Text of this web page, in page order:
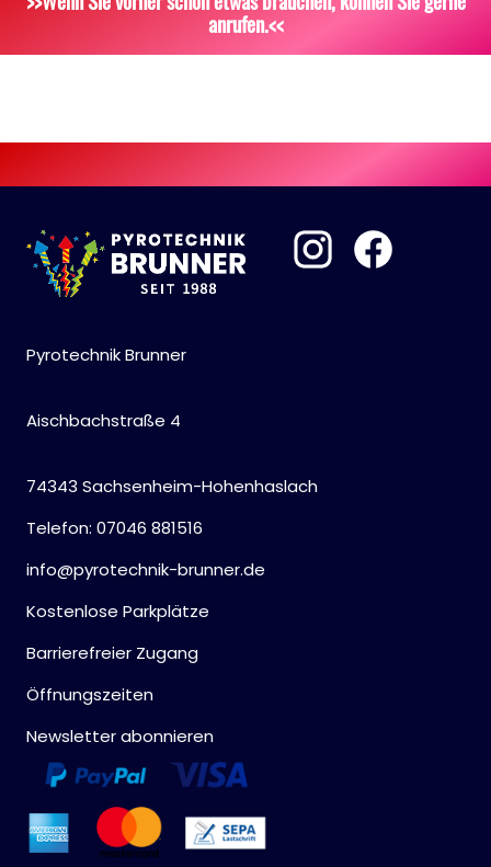
anrufen.<<
Pyrotechnik Brunner
Aischbachstraße 4
74343 Sachsenheim-Hohenhaslach
Telefon: 07046 881516
info@pyrotechnik-brunner.de
Kostenlose Parkplätze
Barrierefreier Zugang
Öffnungszeiten
Newsletter abonnieren